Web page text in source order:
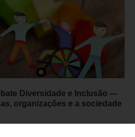
Diversidade e Inclusão —
organizações e a sociedade